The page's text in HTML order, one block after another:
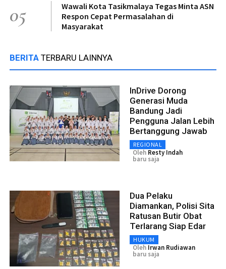
05
Wawali Kota Tasikmalaya Tegas Minta ASN
Respon Cepat Permasalahan di
Masyarakat
BERITA TERBARU LAINNYA
InDrive Dorong
Generasi Muda
Bandung Jadi
Pengguna Jalan Lebih
Bertanggung Jawab
REGIONAL
Oleh Resty Indah
baru saja
Dua Pelaku
Diamankan, Polisi Sita
Ratusan Butir Obat
Terlarang Siap Edar
HUKUM
Oleh Irwan Rudiawan
baru saja